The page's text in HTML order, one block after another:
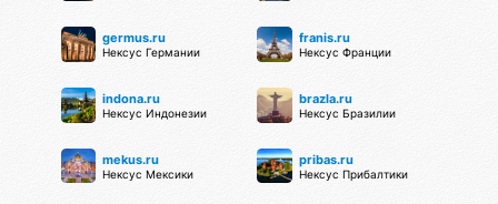
germus.ru
Нексус Германии
franis.ru
Нексус Франции
indona.ru
Нексус Индонезии
brazla.ru
Нексус Бразилии
mekus.ru
Нексус Мексики
pribas.ru
Нексус Прибалтики